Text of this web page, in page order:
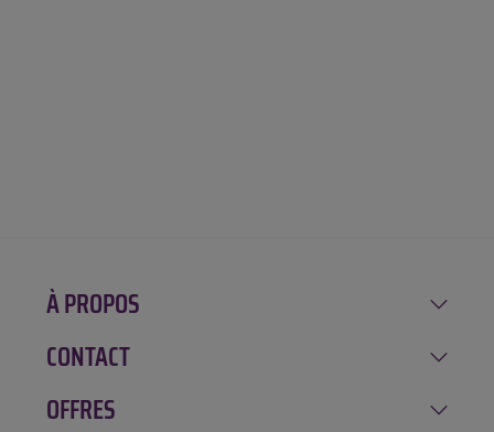
À PROPOS
Notre histoire
CONTACT
Amqui
OFFRES